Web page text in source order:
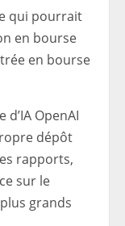
qui pourrait
en bourse
en bourse
OpenAI
dépôt
rapports,
sur le
grands